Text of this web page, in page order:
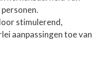
stimulerend,
aanpassingen toe van